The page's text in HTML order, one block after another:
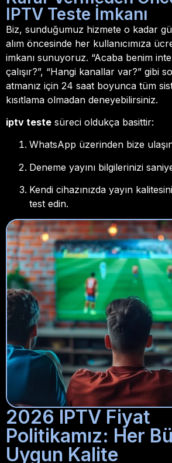
IPTV Teste İmkanı
Biz, sunduğumuz hizmete o kadar
alım öncesinde her kullanıcımıza
imkanı sunuyoruz. “Acaba benim
çalışır?”, “Hangi kanallar var?” gibi
atmanız için 24 saat boyunca tüm
kısıtlama olmadan deneyebilirsiniz.
iptv teste süreci oldukça basittir:
WhatsApp üzerinden bize
Deneme yayını bilgilerinizi
Kendi cihazınızda yayın
test edin.
2026 IPTV Fiyat
Politikamız: Her
Uygun Kalite